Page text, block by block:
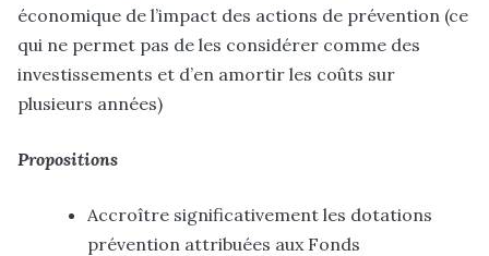
économique de l’impact des actions de prévention (ce
qui ne permet pas de les considérer comme des
investissements et d’en amortir les coûts sur
plusieurs années)
Propositions
Accroître significativement les dotations
prévention attribuées aux Fonds